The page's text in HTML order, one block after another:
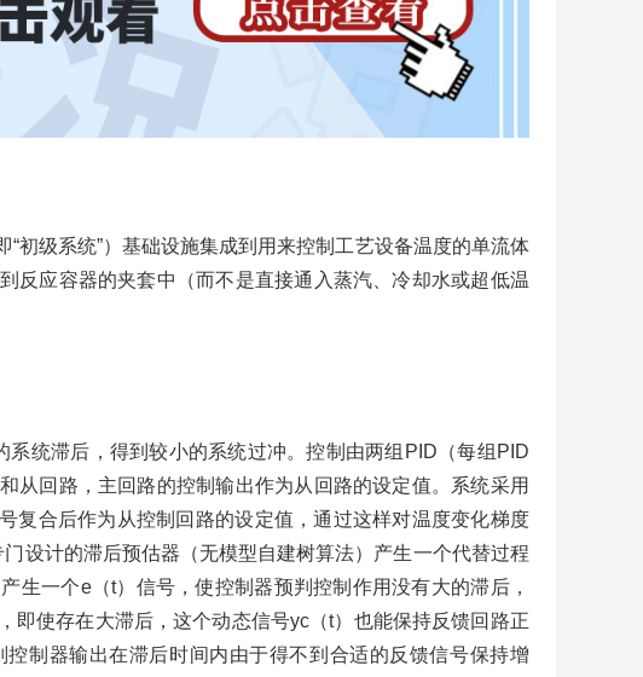
级系统”）基础设施集成到用来控制工艺设备温度的单流体
反应容器的夹套中（而不是直接通入蒸汽、冷却水或超低温
统滞后，得到较小的系统过冲。控制由两组PID（每组PID
从回路，主回路的控制输出作为从回路的设定值。系统采用
复合后作为从控制回路的设定值，通过这样对温度变化梯度
设计的滞后预估器（无模型自建树算法）产生一个代替过程
生一个e（t）信号，使控制器预判控制作用没有大的滞后，
即使存在大滞后，这个动态信号yc（t）也能保持反馈回路正
制器输出在滞后时间内由于得不到合适的反馈信号保持增